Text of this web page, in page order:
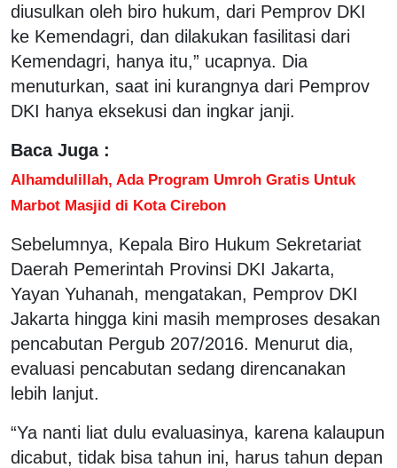
diusulkan oleh biro hukum, dari Pemprov DKI
ke Kemendagri, dan dilakukan fasilitasi dari
Kemendagri, hanya itu,” ucapnya. Dia
menuturkan, saat ini kurangnya dari Pemprov
DKI hanya eksekusi dan ingkar janji.
Baca Juga :
Alhamdulillah, Ada Program Umroh Gratis Untuk
Marbot Masjid di Kota Cirebon
Sebelumnya, Kepala Biro Hukum Sekretariat
Daerah Pemerintah Provinsi DKI Jakarta,
Yayan Yuhanah, mengatakan, Pemprov DKI
Jakarta hingga kini masih memproses desakan
pencabutan Pergub 207/2016. Menurut dia,
evaluasi pencabutan sedang direncanakan
lebih lanjut.
“Ya nanti liat dulu evaluasinya, karena kalaupun
dicabut, tidak bisa tahun ini, harus tahun depan